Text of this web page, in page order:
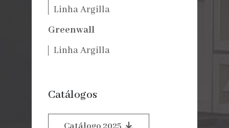
Linha Argilla
Greenwall
Linha Argilla
Catálogos